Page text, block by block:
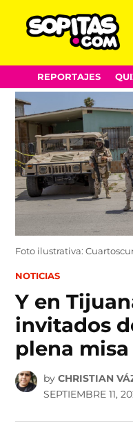
Skip
to
content
REPORTAJES
Foto ilustrativa:
POSTED
NOTICIAS
Y en
invitados
plena misa
by CHRISTIAN
SEPTIEMBRE 11,